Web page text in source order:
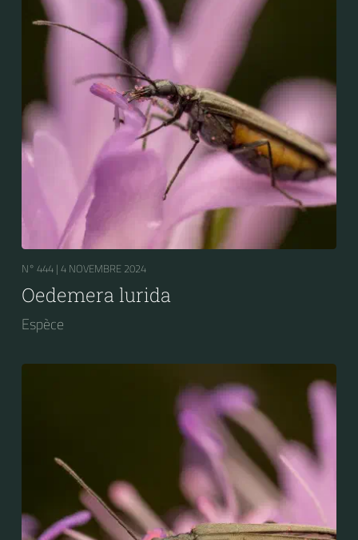
N° 444 | 4 NOVEMBRE 2024
Oedemera lurida
Espèce